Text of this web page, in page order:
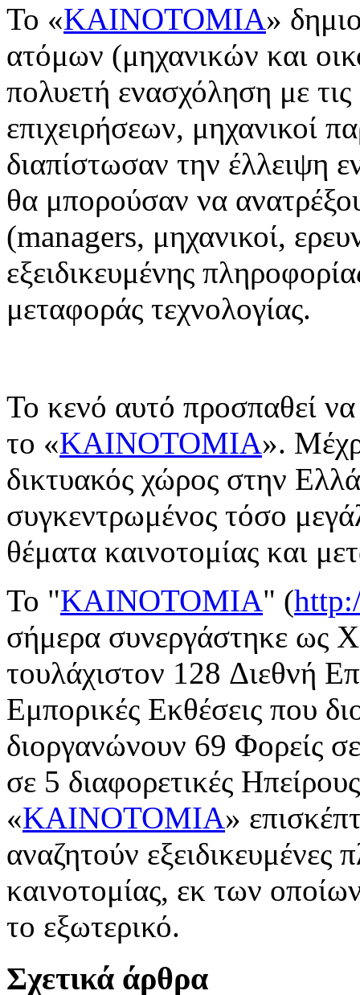
Το «ΚΑΙΝΟΤΟΜΙΑ»
ατόμων (μηχανικών και
πολυετή ενασχόληση με
επιχειρήσεων, μηχανικοί
διαπίστωσαν την έλλειψη
θα μπορούσαν να
(managers, μηχανικοί,
εξειδικευμένης
μεταφοράς τεχνολογίας.
Το κενό αυτό προσπαθεί να
το «ΚΑΙΝΟΤΟΜΙΑ».
δικτυακός χώρος στην
συγκεντρωμένος τόσο
θέματα καινοτομίας και
Το "KAINOTOMIA" (
σήμερα συνεργάστηκε ως
τουλάχιστον 128 Διεθνή
Εμπορικές Εκθέσεις που
διοργανώνουν 69 Φορείς
σε 5 διαφορετικές
«ΚΑΙΝΟΤΟΜΙΑ»
αναζητούν εξειδικευμένες
καινοτομίας, εκ των
το εξωτερικό.
Σχετικά άρθρα